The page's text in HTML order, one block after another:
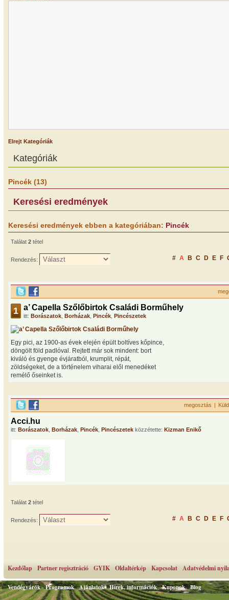
Elrejt Kategóriák
Kategóriák
Pincék (13)
Keresési eredmények
Keresési eredmények ebben a kategóriában: Pincék
Találat 2 tétel
Rendezés: # A B C D E F
1 a’ Capella Szőlőbirtok Családi Borműhely
itt: Borászatok Borházak Pincék Pincészetek
Egy pici, az 1900-as évek elején épült boltíves kőpince,
döngölt föld padlóval. Rejtett már sok mindent: bort
kiváló és gyenge évjáratból, krumplit, répát,
zöldségeket, de a történelem viharai elől menedéket
remélő őseinket is.
megosztás |
Acci.hu
itt: Borászatok Borházak Pincék Pincészetek közzétette: Kizman Enikő
Találat 2 tétel
Rendezés: # A B C D E F
Kezdőlap Partner regisztráció GYIK Oldaltérkép Kapcsolat Adatvédelmi
Vendégvárók Programok Ajánlatok Hírek, információk Kuponok Blog